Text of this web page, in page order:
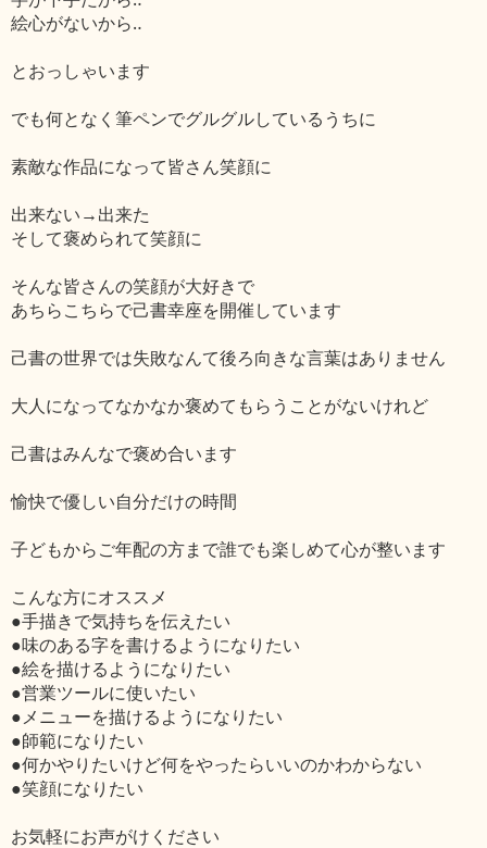
絵心がないから‥
とおっしゃいます
でも何となく筆ペンでグルグルしているうちに
素敵な作品になって皆さん笑顔に
出来ない→出来た
そして褒められて笑顔に
そんな皆さんの笑顔が大好きで
あちらこちらで己書幸座を開催しています
己書の世界では失敗なんて後ろ向きな言葉はありません
大人になってなかなか褒めてもらうことがないけれど
己書はみんなで褒め合います
愉快で優しい自分だけの時間
子どもからご年配の方まで誰でも楽しめて心が整います
こんな方にオススメ
●手描きで気持ちを伝えたい
●味のある字を書けるようになりたい
●絵を描けるようになりたい
●営業ツールに使いたい
●メニューを描けるようになりたい
●師範になりたい
●何かやりたいけど何をやったらいいのかわからない
●笑顔になりたい
お気軽にお声がけください